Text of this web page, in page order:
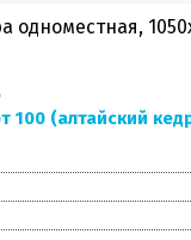
100 (алтайский